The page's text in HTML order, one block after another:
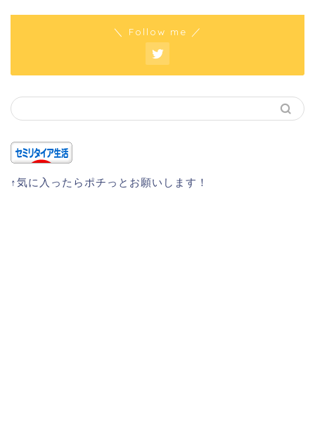
＼ Follow me ／
↑気に入ったらポチっとお願いします！